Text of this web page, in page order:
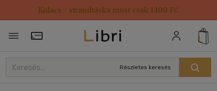
Kulacs / strandtáska most csak 1499 Ft!
Törzsvásárlói Kártya adatai
Részletes keresés
Rendezés
Kiadás éve szerint csökkenő